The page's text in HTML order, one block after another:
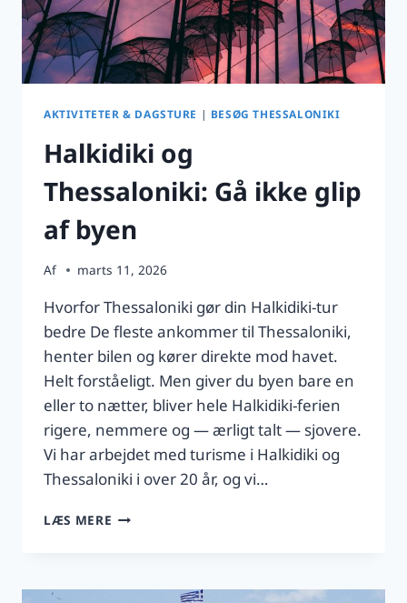
AKTIVITETER & DAGSTURE | BESØG THESSALONIKI
Halkidiki og
Thessaloniki: Gå ikke glip
af byen
Af marts 11, 2026
Hvorfor Thessaloniki gør din Halkidiki-tur
bedre De fleste ankommer til Thessaloniki,
henter bilen og kører direkte mod havet.
Helt forståeligt. Men giver du byen bare en
eller to nætter, bliver hele Halkidiki-ferien
rigere, nemmere og — ærligt talt — sjovere.
Vi har arbejdet med turisme i Halkidiki og
Thessaloniki i over 20 år, og vi…
LÆS MERE HALKIDIKI
IKKE